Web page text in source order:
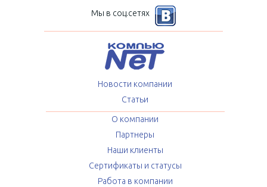
Мы в соц.сетях
Новости компании
Статьи
О компании
Партнеры
Наши клиенты
Сертификаты и статусы
Работа в компании